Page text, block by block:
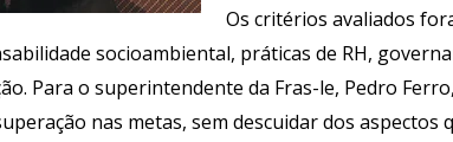
Os critérios avaliados
socioambiental, práticas de RH,
Para o superintendente da Fras-le, Pedro
nas metas, sem descuidar dos aspectos